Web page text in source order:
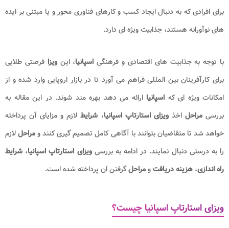
برای افرادی که به دنبال ایجاد کسب و کارهای فناوری محور و یا مبتنی بر ایده
های نوآورانه هستند، جذابیت ویژه ای دارد.
با توجه به جذابیت های اقتصادی و فرهنگی اسپانیا، اینویزافرصتی طلایی
برای کارآفرینان بین المللی فراهم می آورد تا در بازار اروپایی وارد شده و از
امکانات ویژه ای که اسپانیاارائه می دهد بهره مند شوند. در این مقاله به
بررسیمراحلاخذویزای استارتاپ اسپانیا، شرایط لازم و مزایای آن پرداخته
خواهد شد تا متقاضیان بتوانند با آگاهی کامل تصمیم گیری کنند ومراحللازم
را به درستی دنبال نمایند. در ادامه به بررسیویزای استارتاپ اسپانیا، شرایط
راه اندازی، هزینه دریافتومراحلگرفتن ان پرداخته شده است.
ویزای استارتاپ اسپانیا چیست؟